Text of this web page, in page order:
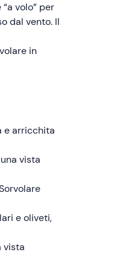
volo” per
dal vento. Il
in
e arricchita
vista
e oliveti,
vista